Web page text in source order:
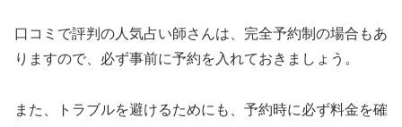
口コミで評判の人気占い師さんは、完全予約制の場合もあ
りますので、必ず事前に予約を入れておきましょう。
また、トラブルを避けるためにも、予約時に必ず料金を確